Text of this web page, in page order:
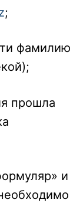
;
фамилию
прошла
и